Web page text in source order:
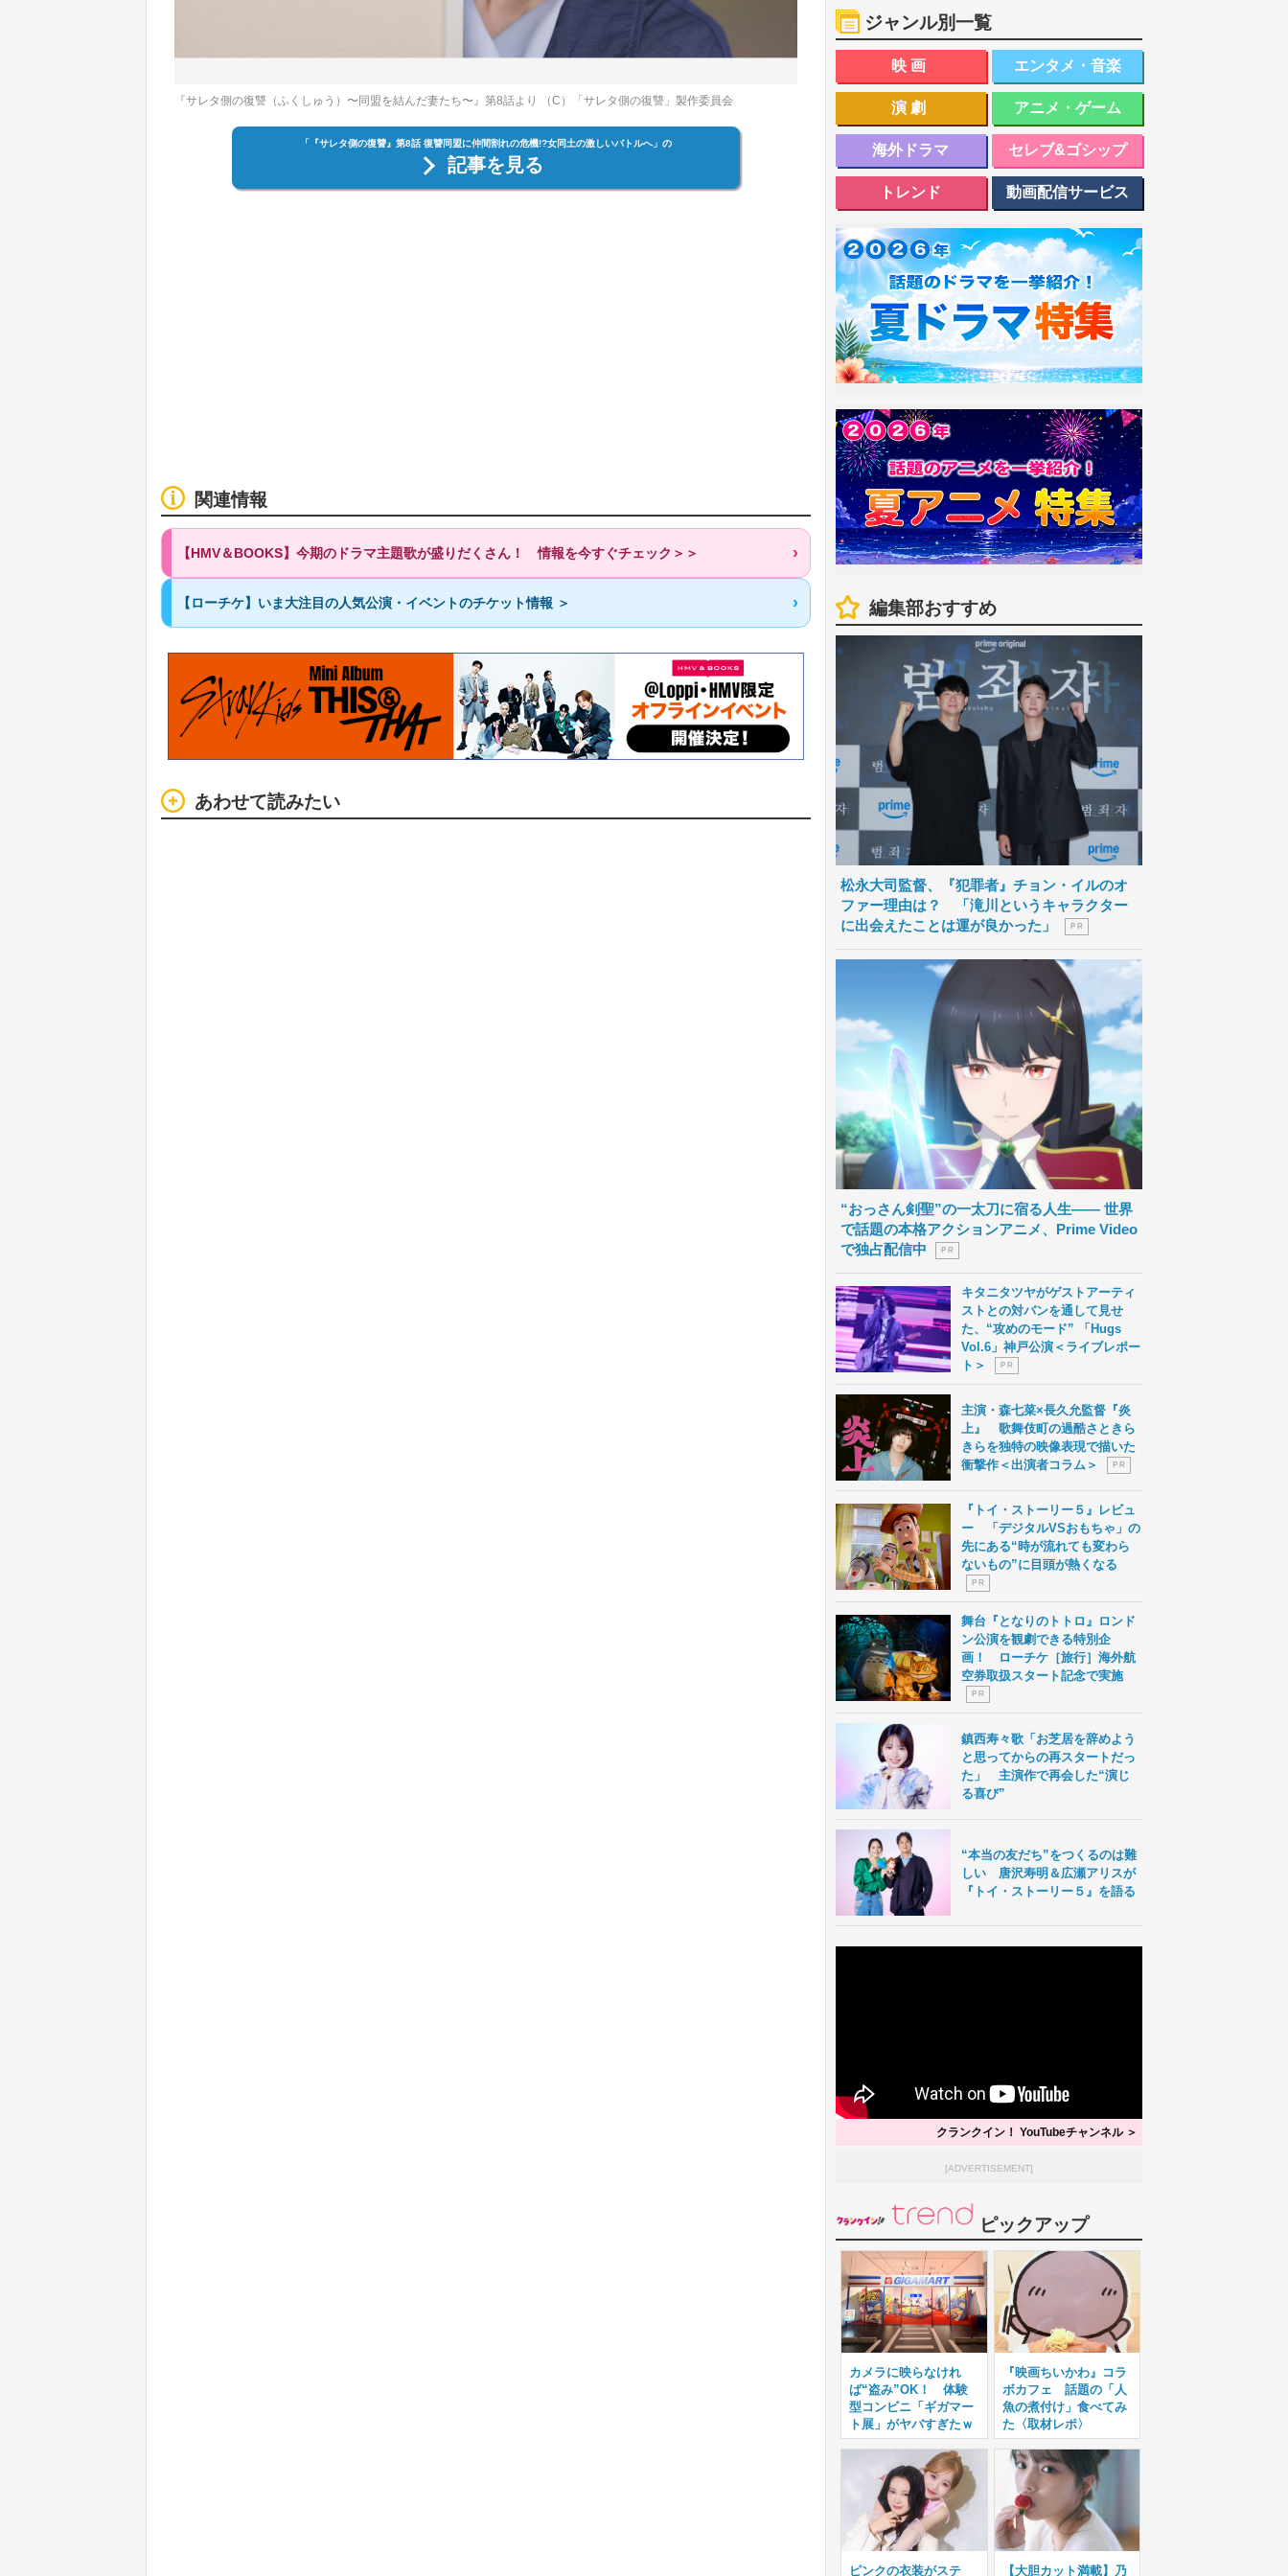
『サレタ側の復讐（ふくしゅう）〜同盟を結んだ妻たち〜』第8話より （C）「サレタ側の復讐」製作委員会
「『サレタ側の復讐』第8話 復讐同盟に仲間割れの危機!?女同土の激しいバトルへ」の
記事を見る
関連情報
【HMV＆BOOKS】今期のドラマ主題歌が盛りだくさん！ 情報を今すぐチェック＞＞
【ローチケ】いま大注目の人気公演・イベントのチケット情報 ＞
あわせて読みたい
ジャンル別一覧
映画 エンタメ・音楽
演劇 アニメ・ゲーム
海外ドラマ セレブ&ゴシップ
トレンド 動画配信サービス
編集部おすすめ
松永大司監督、『犯罪者』チョン・イルのオ
ファー理由は？ 「滝川というキャラクター
に出会えたことは運が良かった」
P R
“おっさん剣聖”の一太刀に宿る人生―― 世界
で話題の本格アクションアニメ、Prime Video
で独占配信中
P R
キタニタツヤがゲストアーティ
ストとの対バンを通して見せ
た、“攻めのモード” 「Hugs
Vol.6」神戸公演＜ライブレポー
ト＞
P R
主演・森七菜×長久允監督『炎
上』 歌舞伎町の過酷さときら
きらを独特の映像表現で描いた
衝撃作＜出演者コラム＞
P R
『トイ・ストーリー５』レビュ
ー 「デジタルVSおもちゃ」の
先にある“時が流れても変わら
ないもの”に目頭が熱くなる
P R
舞台『となりのトトロ』ロンド
ン公演を観劇できる特別企
画！ ローチケ［旅行］海外航
空券取扱スタート記念で実施
P R
鎮西寿々歌「お芝居を辞めよう
と思ってからの再スタートだっ
た」 主演作で再会した“演じ
る喜び”
“本当の友だち”をつくるのは難
しい 唐沢寿明＆広瀬アリスが
『トイ・ストーリー５』を語る
クランクイン！ YouTubeチャンネル ＞
[ADVERTISEMENT]
ピックアップ
カメラに映らなけれ
ば“盗み”OK！ 体験
型コンビニ「ギガマー
ト展」がヤバすぎたｗ
『映画ちいかわ』コラ
ボカフェ 話題の「人
魚の煮付け」食べてみ
た〈取材レポ〉
ピンクの衣装がステ 【大胆カット満載】乃